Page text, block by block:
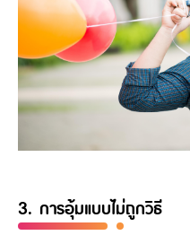
3. การอุ้มแบบไม่ถูกวิธี